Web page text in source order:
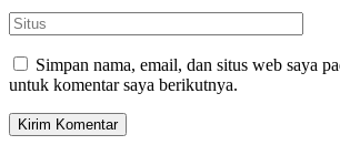
Simpan nama, email, dan situs web saya
untuk komentar saya berikutnya.